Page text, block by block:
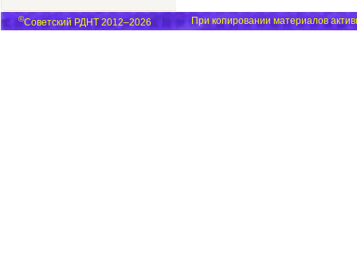
©Советский РДНТ 2012–2026 При копировании материалов